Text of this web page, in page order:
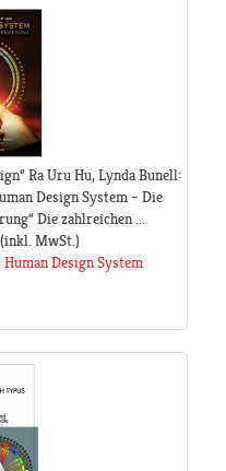
Ra Uru Hu, Lynda Bunell:
Design System – Die
Die zahlreichen ...
MwSt.)
Design System